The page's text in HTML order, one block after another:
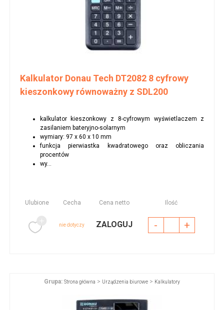
Kalkulator Donau Tech DT2082 8 cyfrowy
kieszonkowy równoważny z SDL200
kalkulator kieszonkowy z 8-cyfrowym wyświetlaczem z
zasilaniem bateryjno-solarnym
wymiary: 97 x 60 x 10 mm
funkcja pierwiastka kwadratowego oraz obliczania
procentów
wy...
Ulubione Cecha Cena netto Ilość
nie dotyczy ZALOGUJ - +
Grupa: Strona główna > Urządzenia biurowe > Kalkulatory